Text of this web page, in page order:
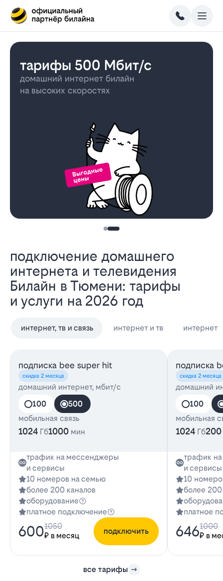
тарифы 500 Мбит/с
домашний интернет билайн
на высоких скоростях
Подключение домашнего
интернета и телевидения
Билайн в Тюмени: тарифы
и услуги на 2026 год
интернет, тв и связь интернет и тв интернет
подписка bee super hit
скидка 2 месяца
домашний интернет, мбит/с
100
500
мобильная связь
1024 Гб1000 мин
трафик на мессенджеры
и сервисы
10 номеров на семью
более 200 каналов
оборудование
платное подключение
600₽ в месяц
1050
подключить
подписка
скидка 2 месяца
домашний
100
мобильная
1024 Гб200
трафик
и сервисы
10
более 200
платное
646₽ в
1000
все тарифы